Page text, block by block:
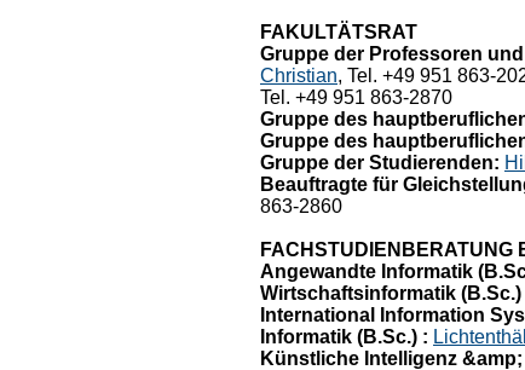
FAKULTÄTSRAT
Gruppe der Professoren
Christian, Tel. +49 951 863-
Tel. +49 951 863-2870
Gruppe des
Gruppe des
Gruppe der Studierenden:
Beauftragte für
863-2860
FACHSTUDIENBERATUNG
Angewandte Informatik
Wirtschaftsinformatik (B.Sc.)
International Information
Informatik (B.Sc.) :
Künstliche Intelligenz